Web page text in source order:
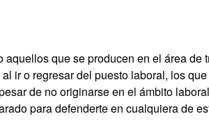
que se producen en el área de
ir o regresar del puesto laboral, los
de no originarse en el ámbito
para defenderte en cualquiera de